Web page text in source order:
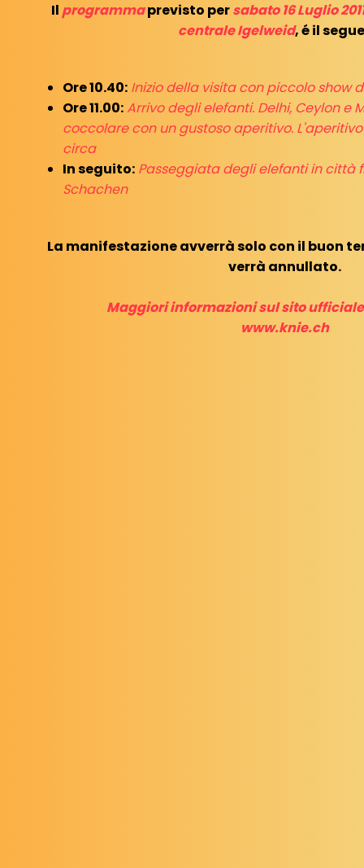
Il programmaprevisto persabato 16 Luglio
centrale Igelweid, é il
Ore 10.40: Inizio della visita con piccolo show
Ore 11.00:Arrivo degli elefanti. Delhi, Ceylon e
coccolare con un gustoso aperitivo. L'aperitivo
circa
In seguito: Passeggiata degli elefanti in città
Schachen
La manifestazione avverrà solo con il buon
verrà annullato.
Maggiori informazioni sul sito
www.knie.ch